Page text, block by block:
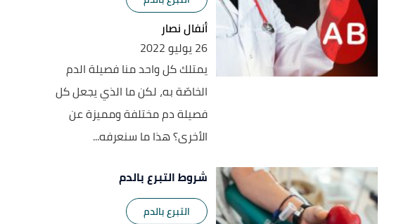
أنفال نصار
26 يوليو 2022
يمتلك كل واحد منا فصيلة الدم
الخاصّة به، لكن ما الذي يجعل كل
فصيلة دم مختلفة ومميزة عن
الأخرى؟ هذا ما سنعرفه...
شروط التبرع بالدم
التبرع بالدم